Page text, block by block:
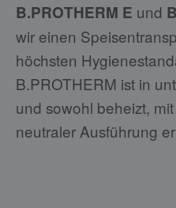
B.PROTHERM E und
wir einen
höchsten
B.PROTHERM ist in
und sowohl beheizt,
neutraler Ausführung